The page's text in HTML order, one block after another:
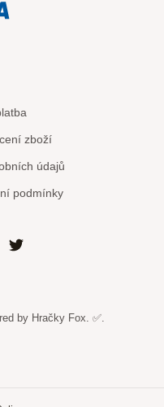
zboží
údajů
podmínky
by Hračky Fox. ✅.